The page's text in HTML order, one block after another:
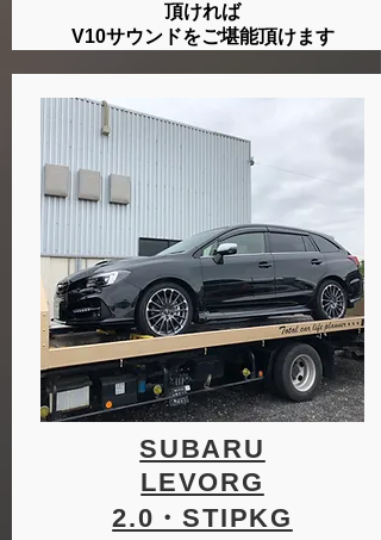
頂ければ
​V10サウンドをご堪能頂けます
SUBARU
LEVORG
​2.0・STIPKG